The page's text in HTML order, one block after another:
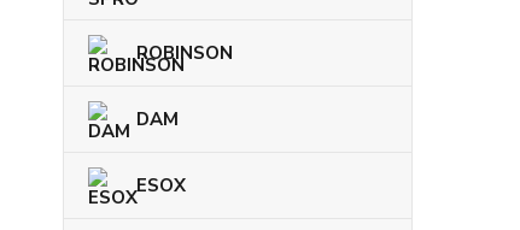
ROBINSON
DAM
ESOX